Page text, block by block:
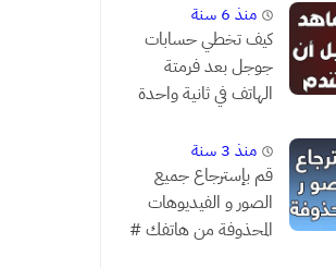
منذ 6 سنة
كيف تخطي حسابات
جوجل بعد فرمتة
الهاتف في ثانية واحدة
تندممنذ 3 سنة
قم بإسترجاع جميع
الصور و الفيديوهات
المحذوفة من هاتفك #